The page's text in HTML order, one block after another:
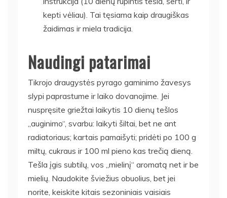
kepti vėliau). Tai tęsiama kaip draugiškas
žaidimas ir miela tradicija.
Naudingi patarimai
Tikrojo draugystės pyrago gaminimo žavesys
slypi paprastume ir laiko dovanojime. Jei
nuspręsite griežtai laikytis 10 dienų tešlos
„auginimo“, svarbu: laikyti šiltai, bet ne ant
radiatoriaus; kartais pamaišyti; pridėti po 100 g
miltų, cukraus ir 100 ml pieno kas trečią dieną.
Tešla įgis subtilų, vos „mielinį“ aromatą net ir be
mielių. Naudokite šviežius obuolius, bet jei
norite, keiskite kitais sezoniniais vaisiais